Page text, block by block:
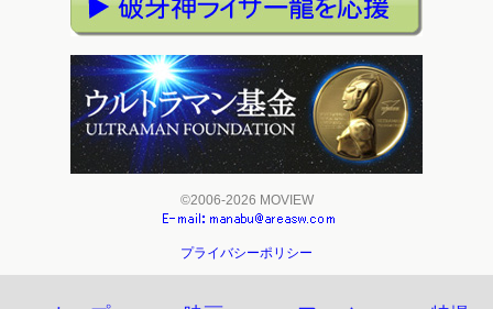
©2006-2026 MOVIEW
プライバシーポリシー